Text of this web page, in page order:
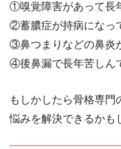
①嗅覚障害があって長
②蓄膿症が持病になっ
③鼻つまりなどの鼻炎
④後鼻漏で長年苦しん
もしかしたら骨格専門
悩みを解決できるかも